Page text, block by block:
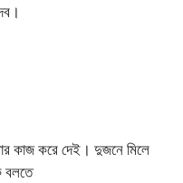
কাজ করে দেই। দুজনে মিলে
বলতে